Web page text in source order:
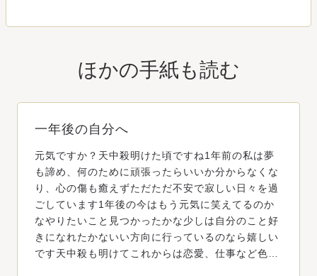
ほかの手紙も読む
一年後の自分へ
元気ですか？天中殺明けた頃ですね1年前の私は夢
も諦め、何のために頑張ったらいいか分からなくな
り、心の傷も癒えずただただ不安で寂しい日々を過
ごしています1年後の今はもう元気に笑えてるのか
なやりたいこと見つかったかな少しは自分のこと好
きになれたかないい方向に行っているのなら嬉しい
です天中殺も明けてこれからは恋愛、仕事など色…